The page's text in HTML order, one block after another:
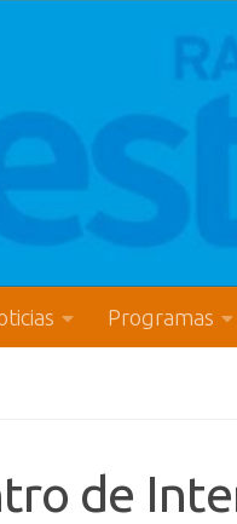
Programas
de